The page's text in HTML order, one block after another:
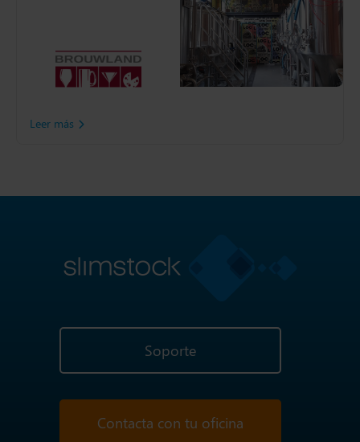
convertirse en uno de los
mayoristas de productos de
elaboración casera más
Leer más
Soporte
Contacta con tu oficina